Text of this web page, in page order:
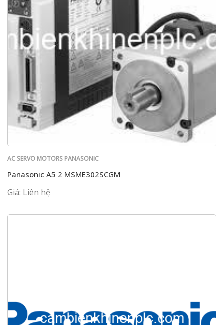
AC SERVO MOTORS PANASONIC
Panasonic A5 2 MSME302SCGM
Giá: Liên hệ